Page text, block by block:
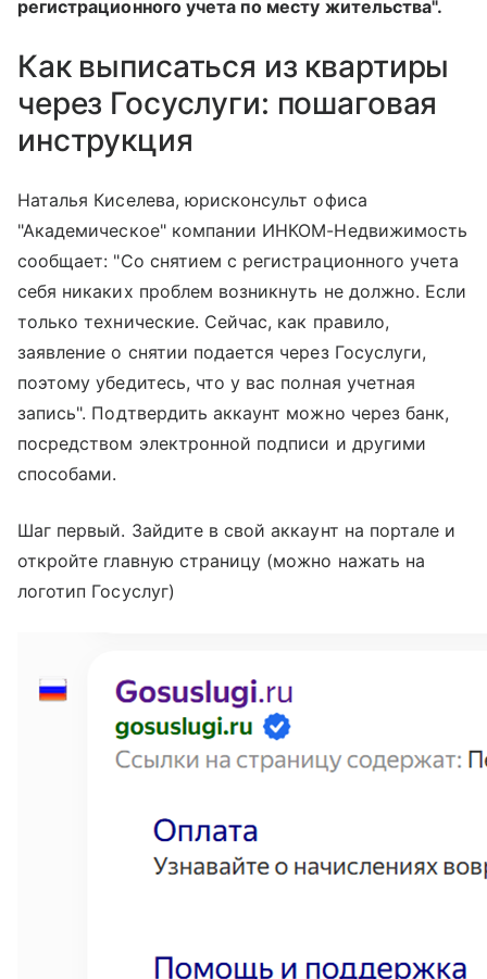
регистрационного учета по месту жительства".
Как выписаться из квартиры
через Госуслуги: пошаговая
инструкция
Наталья Киселева, юрисконсульт офиса
"Академическое" компании ИНКОМ-Недвижимость
сообщает: "Со снятием с регистрационного учета
себя никаких проблем возникнуть не должно. Если
только технические. Сейчас, как правило,
заявление о снятии подается через Госуслуги,
поэтому убедитесь, что у вас полная учетная
запись". Подтвердить аккаунт можно через банк,
посредством электронной подписи и другими
способами.
Шаг первый. Зайдите в свой аккаунт на портале и
откройте главную страницу (можно нажать на
логотип Госуслуг)